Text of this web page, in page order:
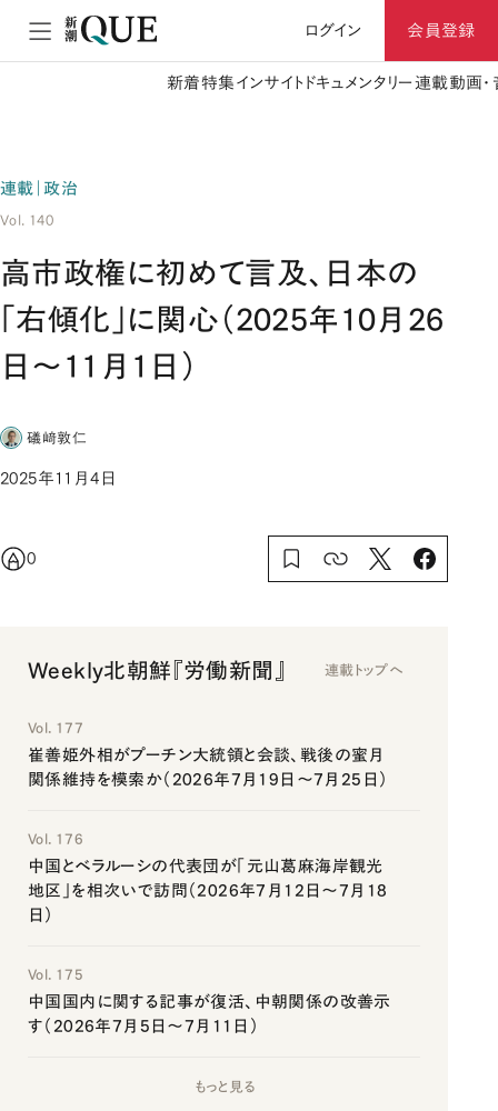
ログイン 会員登録
新着特集 インサイト ドキュメンタリー 連載動画
連載｜政治
Vol. 140
高市政権に初めて言及、日本の
「右傾化」に関心（2025年10月26
日～11月1日）
礒﨑敦仁
2025年11月4日
0
Weekly北朝鮮『労働新聞』 連載トップへ
Vol. 177
崔善姫外相がプーチン大統領と会談、戦後の蜜月
関係維持を模索か（2026年7月19日～7月25日）
Vol. 176
中国とベラルーシの代表団が「元山葛麻海岸観光
地区」を相次いで訪問（2026年7月12日～7月18
日）
Vol. 175
中国国内に関する記事が復活、中朝関係の改善示
す（2026年7月5日～7月11日）
もっと見る